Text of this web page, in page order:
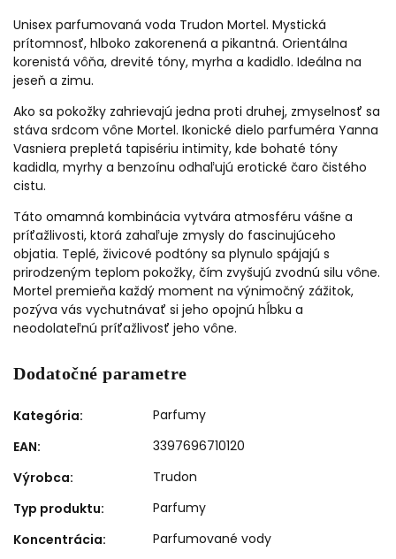
Unisex parfumovaná voda Trudon Mortel. Mystická
prítomnosť, hlboko zakorenená a pikantná. Orientálna
korenistá vôňa, drevité tóny, myrha a kadidlo. Ideálna na
jeseň a zimu.
Ako sa pokožky zahrievajú jedna proti druhej, zmyselnosť sa
stáva srdcom vône Mortel. Ikonické dielo parfuméra Yanna
Vasniera prepletá tapisériu intimity, kde bohaté tóny
kadidla, myrhy a benzoínu odhaľujú erotické čaro čistého
cistu.
Táto omamná kombinácia vytvára atmosféru vášne a
príťažlivosti, ktorá zahaľuje zmysly do fascinujúceho
objatia. Teplé, živicové podtóny sa plynulo spájajú s
prirodzeným teplom pokožky, čím zvyšujú zvodnú silu vône.
Mortel premieňa každý moment na výnimočný zážitok,
pozýva vás vychutnávať si jeho opojnú hĺbku a
neodolateľnú príťažlivosť jeho vône.
Dodatočné parametre
Kategória:
Parfumy
EAN:
3397696710120
Výrobca:
Trudon
Typ produktu:
Parfumy
Koncentrácia: Parfumované vody